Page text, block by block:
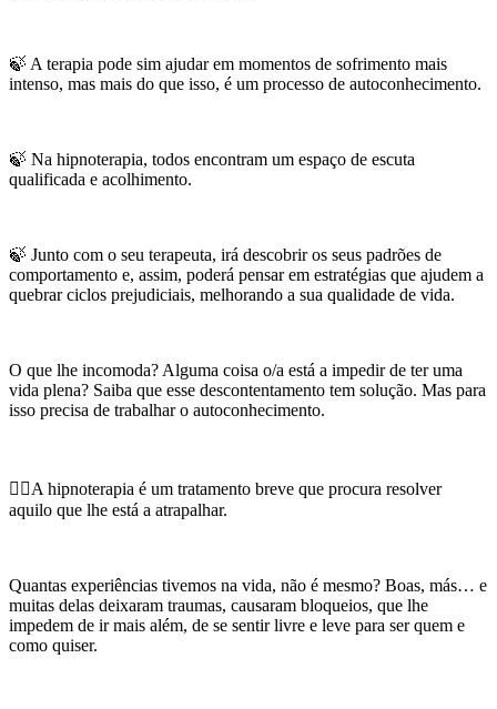
🍃 A terapia pode sim ajudar em momentos de sofrimento mais
intenso, mas mais do que isso, é um processo de autoconhecimento.
🍃 Na hipnoterapia, todos encontram um espaço de escuta
qualificada e acolhimento.
🍃 Junto com o seu terapeuta, irá descobrir os seus padrões de
comportamento e, assim, poderá pensar em estratégias que ajudem a
quebrar ciclos prejudiciais, melhorando a sua qualidade de vida.
O que lhe incomoda? Alguma coisa o/a está a impedir de ter uma
vida plena? Saiba que esse descontentamento tem solução. Mas para
isso precisa de trabalhar o autoconhecimento.
👉🏽A hipnoterapia é um tratamento breve que procura resolver
aquilo que lhe está a atrapalhar.
Quantas experiências tivemos na vida, não é mesmo? Boas, más… e
muitas delas deixaram traumas, causaram bloqueios, que lhe
impedem de ir mais além, de se sentir livre e leve para ser quem e
como quiser.